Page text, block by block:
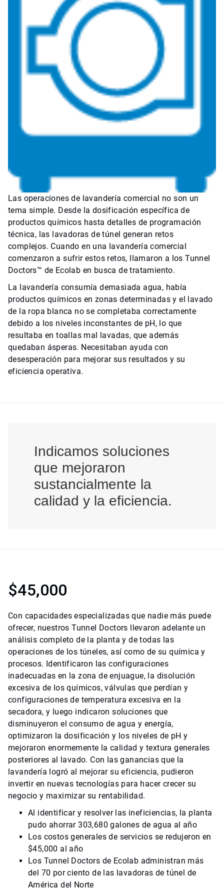
Las operaciones de lavandería comercial no son un
tema simple. Desde la dosificación específica de
productos químicos hasta detalles de programación
técnica, las lavadoras de túnel generan retos
complejos. Cuando en una lavandería comercial
comenzaron a sufrir estos retos, llamaron a los Tunnel
Doctors™ de Ecolab en busca de tratamiento.
La lavandería consumía demasiada agua, había
productos químicos en zonas determinadas y el lavado
de la ropa blanca no se completaba correctamente
debido a los niveles inconstantes de pH, lo que
resultaba en toallas mal lavadas, que además
quedaban ásperas. Necesitaban ayuda con
desesperación para mejorar sus resultados y su
eficiencia operativa.
Indicamos soluciones
que mejoraron
sustancialmente la
calidad y la eficiencia.
$45,000
Con capacidades especializadas que nadie más puede
ofrecer, nuestros Tunnel Doctors llevaron adelante un
análisis completo de la planta y de todas las
operaciones de los túneles, así como de su química y
procesos. Identificaron las configuraciones
inadecuadas en la zona de enjuague, la disolución
excesiva de los químicos, válvulas que perdían y
configuraciones de temperatura excesiva en la
secadora, y luego indicaron soluciones que
disminuyeron el consumo de agua y energía,
optimizaron la dosificación y los niveles de pH y
mejoraron enormemente la calidad y textura generales
posteriores al lavado. Con las ganancias que la
lavandería logró al mejorar su eficiencia, pudieron
invertir en nuevas tecnologías para hacer crecer su
negocio y maximizar su rentabilidad.
Al identificar y resolver las ineficiencias, la planta
pudo ahorrar 303,680 galones de agua al año
Los costos generales de servicios se redujeron en
$45,000 al año
Los Tunnel Doctors de Ecolab administran más
del 70 por ciento de las lavadoras de túnel de
América del Norte